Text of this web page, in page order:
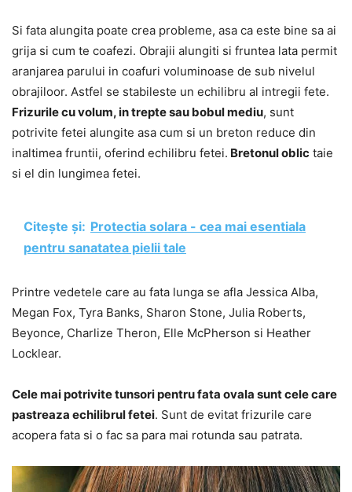
Si fata alungita poate crea probleme, asa ca este bine sa ai
grija si cum te coafezi. Obrajii alungiti si fruntea lata permit
aranjarea parului in coafuri voluminoase de sub nivelul
obrajiloor. Astfel se stabileste un echilibru al intregii fete.
Frizurile cu volum, in trepte sau bobul mediu, sunt
potrivite fetei alungite asa cum si un breton reduce din
inaltimea fruntii, oferind echilibru fetei. Bretonul oblic taie
si el din lungimea fetei.
Citește și: Protectia solara - cea mai esentiala
pentru sanatatea pielii tale
Printre vedetele care au fata lunga se afla Jessica Alba,
Megan Fox, Tyra Banks, Sharon Stone, Julia Roberts,
Beyonce, Charlize Theron, Elle McPherson si Heather
Locklear.
Cele mai potrivite tunsori pentru fata ovala sunt cele care
pastreaza echilibrul fetei. Sunt de evitat frizurile care
acopera fata si o fac sa para mai rotunda sau patrata.